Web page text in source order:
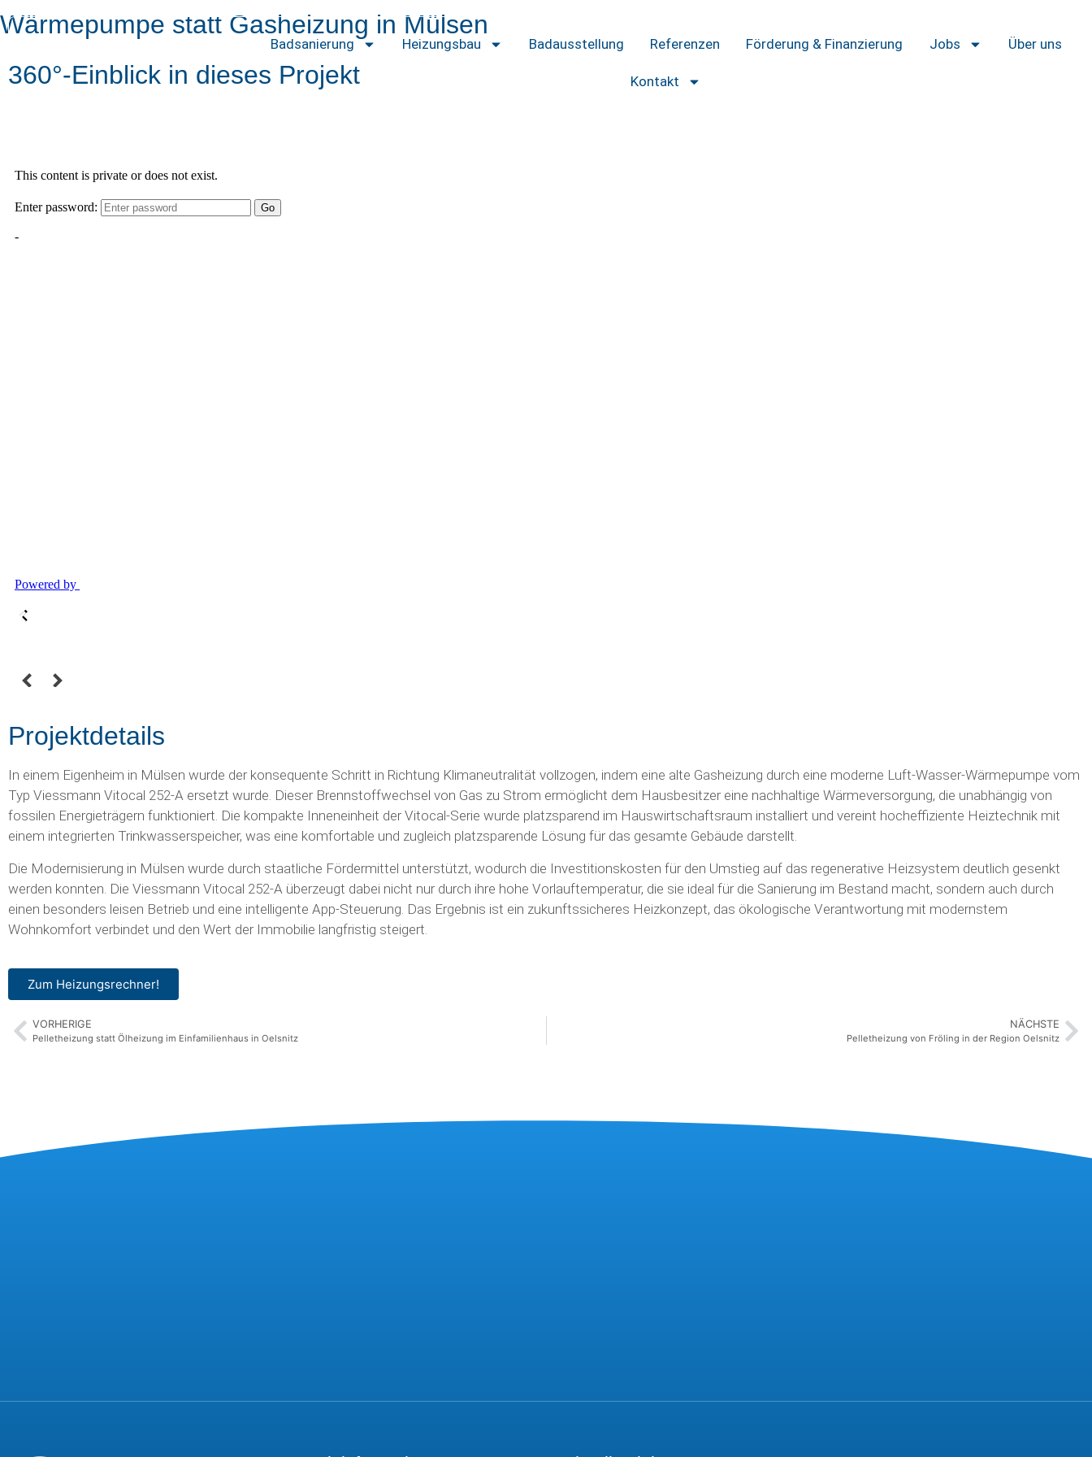
Badsanierung Heizungsbau Badausstellung Referenzen Förderung & Finanzierung Jobs Über uns
Kontakt
Wärmepumpe statt Gasheizung in Mülsen
360°-Einblick in dieses Projekt
Projektdetails
In einem Eigenheim in Mülsen wurde der konsequente Schritt in Richtung Klimaneutralität vollzogen, indem eine alte Gasheizung durch eine moderne Luft-Wasser-Wärmepumpe vom
Typ Viessmann Vitocal 252-A ersetzt wurde. Dieser Brennstoffwechsel von Gas zu Strom ermöglicht dem Hausbesitzer eine nachhaltige Wärmeversorgung, die unabhängig von
fossilen Energieträgern funktioniert. Die kompakte Inneneinheit der Vitocal-Serie wurde platzsparend im Hauswirtschaftsraum installiert und vereint hocheffiziente Heiztechnik mit
einem integrierten Trinkwasserspeicher, was eine komfortable und zugleich platzsparende Lösung für das gesamte Gebäude darstellt.
Die Modernisierung in Mülsen wurde durch staatliche Fördermittel unterstützt, wodurch die Investitionskosten für den Umstieg auf das regenerative Heizsystem deutlich gesenkt
werden konnten. Die Viessmann Vitocal 252-A überzeugt dabei nicht nur durch ihre hohe Vorlauftemperatur, die sie ideal für die Sanierung im Bestand macht, sondern auch durch
einen besonders leisen Betrieb und eine intelligente App-Steuerung. Das Ergebnis ist ein zukunftssicheres Heizkonzept, das ökologische Verantwortung mit modernstem
Wohnkomfort verbindet und den Wert der Immobilie langfristig steigert.
Zum Heizungsrechner!
VORHERIGE
Pelletheizung statt Ölheizung im Einfamilienhaus in Oelsnitz
NÄCHSTE
Pelletheizung von Fröling in der Region Oelsnitz